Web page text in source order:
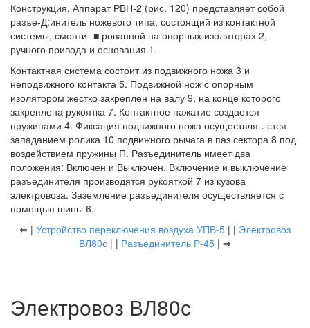
Конструкция. Аппарат РВН-2 (рис. 120) представляет собой
разъе-Д:инитель ножевого типа, состоящий из контактной
системы, смонти- ■ рованной на опорных изоляторах 2,
ручного привода и основания 1.
Контактная система состоит из подвижного ножа 3 и
неподвижного контакта 5. Подвижной нож с опорным
изолятором жестко закреплен на валу 9, на конце которого
закреплена рукоятка 7. Контактное нажатие создается
пружинами 4. Фиксация подвижного ножа осуществля-. стся
западанием ролика 10 подвижного рычага в паз сектора 8 под
воздействием пружины П. Разъединитель имеет два
положения: Включен и Выключен. Включение и выключение
разъединителя производятся рукояткой 7 из кузова
электровоза. Заземление разъединителя осуществляется с
помощью шины 6.
⇐ | Устройство переключения воздуха УПВ-5 | | Электровоз
ВЛ80с | | Разъединитель Р-45 | ⇒
Электровоз ВЛ80с